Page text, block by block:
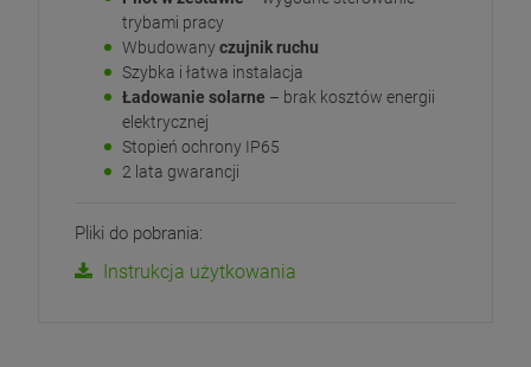
trybami pracy
Wbudowanyczujnik ruchu
Szybka i łatwa instalacja
Ładowanie solarne – brak kosztów energii
elektrycznej
Stopień ochrony IP65
2 lata gwarancji
Pliki do pobrania:
Instrukcja użytkowania